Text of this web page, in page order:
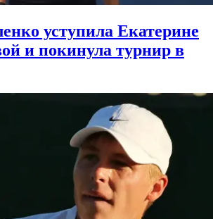
уступила Екатерине
и покинула турнир в